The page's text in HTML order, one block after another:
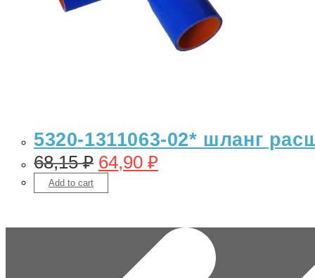
5320-1311063-02* шланг
68,15₽ 64,90 ₽
Add to cart